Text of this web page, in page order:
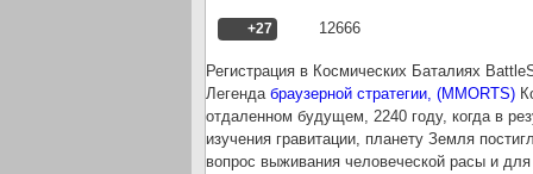
12666
+27
Регистрация в Космических Баталиях
Легенда браузерной стратегии, (MMORTS)
отдаленном будущем, 2240 году, когда в
изучения гравитации, планету Земля
вопрос выживания человеческой расы и